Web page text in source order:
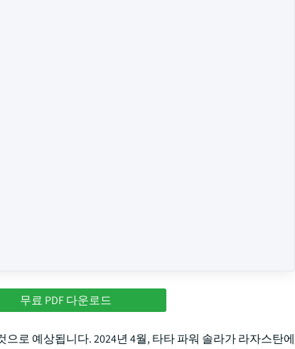
무료 PDF 다운로드
로 예상됩니다. 2024년 4월, 타타 파워 솔라가 라자스탄에